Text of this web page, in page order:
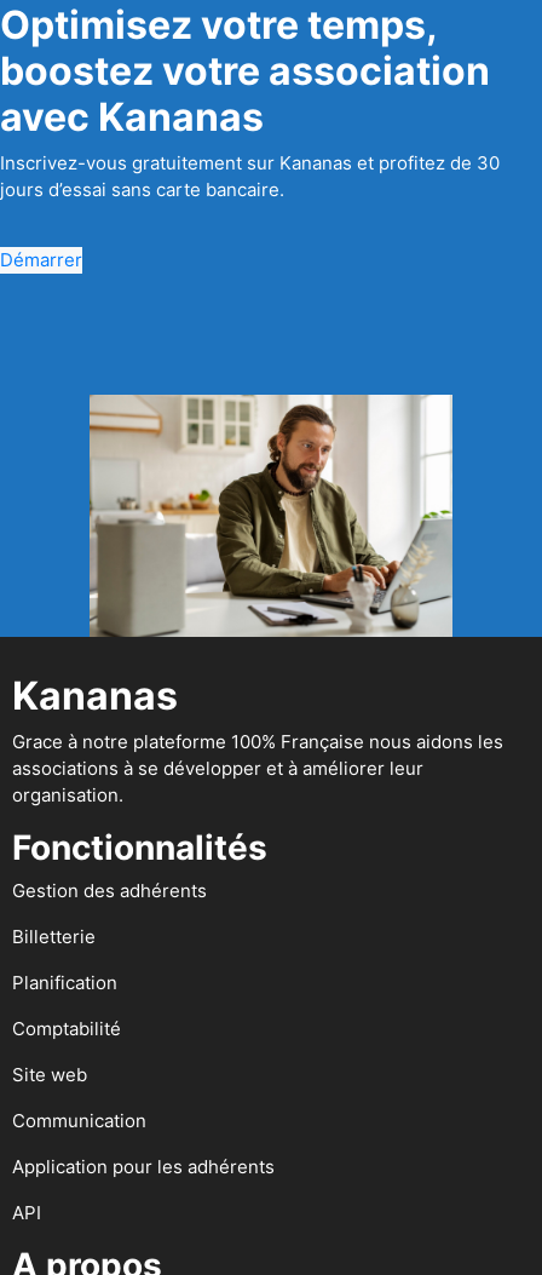
Optimisez votre temps,
boostez votre association
avec Kananas
Inscrivez-vous gratuitement sur Kananas et profitez de 30
jours d’essai sans carte bancaire.
Démarrer
Kananas
Grace à notre plateforme 100% Française nous aidons les
associations à se développer et à améliorer leur
organisation.
Fonctionnalités
Gestion des adhérents
Billetterie
Planification
Comptabilité
Site web
Communication
Application pour les adhérents
API
A propos